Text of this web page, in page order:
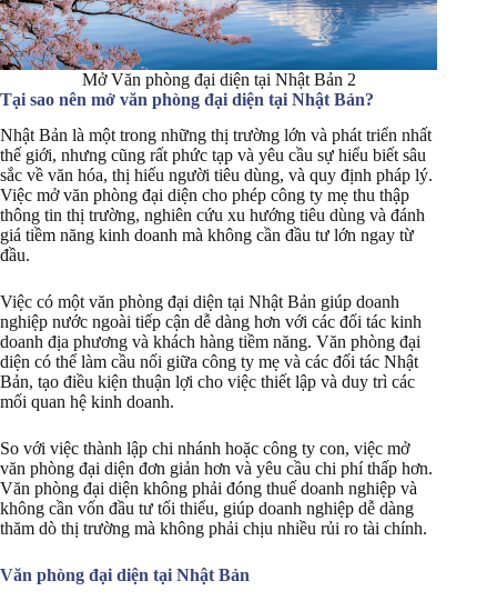
Mở Văn phòng đại diện tại Nhật Bản 2
Tại sao nên mở văn phòng đại diện tại Nhật Bản?
Nhật Bản là một trong những thị trường lớn và phát triển nhất
thế giới, nhưng cũng rất phức tạp và yêu cầu sự hiểu biết sâu
sắc về văn hóa, thị hiếu người tiêu dùng, và quy định pháp lý.
Việc mở văn phòng đại diện cho phép công ty mẹ thu thập
thông tin thị trường, nghiên cứu xu hướng tiêu dùng và đánh
giá tiềm năng kinh doanh mà không cần đầu tư lớn ngay từ
đầu.
Việc có một văn phòng đại diện tại Nhật Bản giúp doanh
nghiệp nước ngoài tiếp cận dễ dàng hơn với các đối tác kinh
doanh địa phương và khách hàng tiềm năng. Văn phòng đại
diện có thể làm cầu nối giữa công ty mẹ và các đối tác Nhật
Bản, tạo điều kiện thuận lợi cho việc thiết lập và duy trì các
mối quan hệ kinh doanh.
So với việc thành lập chi nhánh hoặc công ty con, việc mở
văn phòng đại diện đơn giản hơn và yêu cầu chi phí thấp hơn.
Văn phòng đại diện không phải đóng thuế doanh nghiệp và
không cần vốn đầu tư tối thiểu, giúp doanh nghiệp dễ dàng
thăm dò thị trường mà không phải chịu nhiều rủi ro tài chính.
Văn phòng đại diện tại Nhật Bản